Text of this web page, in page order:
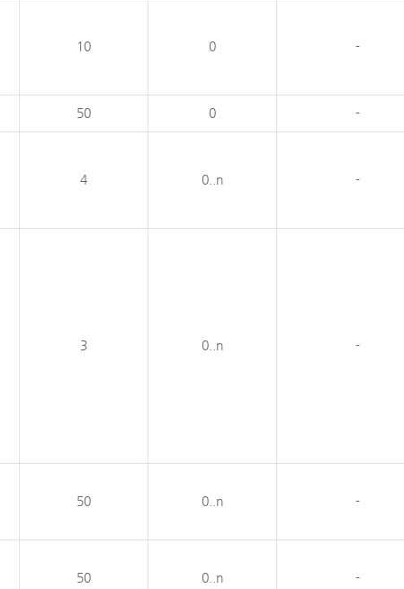
10 0 -
50 0 -
4 0..n -
3 0..n -
50 0..n -
50 0..n -